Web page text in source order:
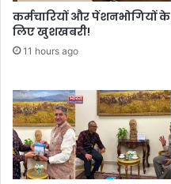
कर्मचारियों और पेंशनभोगियों के
लिए खुशखबरी!
11 hours ago